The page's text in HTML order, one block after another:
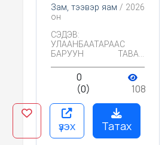
Зам, тээвэр яам / 2026
он
СЭДЭВ:
УЛААНБААТАРААС
БАРУУН ТАВАН
ДАГУУХ
ҮЙЛЧИЛГЭЭНИЙ
ГАЗРУУДЫГ
НЭМЭГДҮҮЛЭХ
БОЛОМЖИЙН
СУДАЛГАА ИЛТГЭГЧ:
Н.МИШЭЭЛ
0
(0)
108
үзэх Татах